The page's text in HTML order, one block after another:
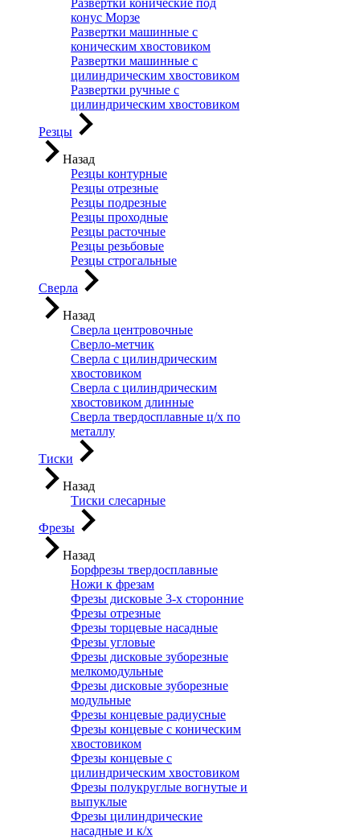
Развертки конические под
конус Морзе
Развертки машинные с
коническим хвостовиком
Развертки машинные с
цилиндрическим хвостовиком
Развертки ручные с
цилиндрическим хвостовиком
Резцы
Назад
Резцы контурные
Резцы отрезные
Резцы подрезные
Резцы проходные
Резцы расточные
Резцы резьбовые
Резцы строгальные
Сверла
Назад
Сверла центровочные
Сверло-метчик
Сверла с цилиндрическим
хвостовиком
Сверла с цилиндрическим
хвостовиком длинные
Сверла твердосплавные ц/х по
металлу
Тиски
Назад
Тиски слесарные
Фрезы
Назад
Борфрезы твердосплавные
Ножи к фрезам
Фрезы дисковые 3-х сторонние
Фрезы отрезные
Фрезы торцевые насадные
Фрезы угловые
Фрезы дисковые зуборезные
мелкомодульные
Фрезы дисковые зуборезные
модульные
Фрезы концевые радиусные
Фрезы концевые с коническим
хвостовиком
Фрезы концевые с
цилиндрическим хвостовиком
Фрезы полукруглые вогнутые и
выпуклые
Фрезы цилиндрические
насадные и к/х